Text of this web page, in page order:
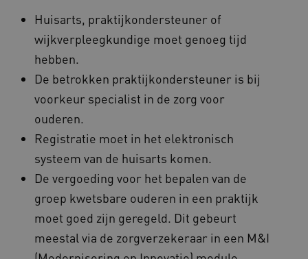
Huisarts, praktijkondersteuner of
wijkverpleegkundige moet genoeg tijd
hebben.
De betrokken praktijkondersteuner is bij
voorkeur specialist in de zorg voor
ouderen.
Registratie moet in het elektronisch
systeem van de huisarts komen.
De vergoeding voor het bepalen van de
groep kwetsbare ouderen in een praktijk
moet goed zijn geregeld. Dit gebeurt
meestal via de zorgverzekeraar in een M&I
__Secure-YNID .youtube.com
__cf_bm
.vimeo.com
TiPMix .www.beteroud.nl